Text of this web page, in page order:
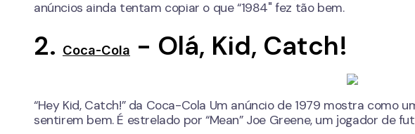
anúncios ainda tentam copiar o que “1984" fez tão bem.
2. Coca-Cola - Olá, Kid, Catch!
“Hey Kid, Catch!” da Coca-Cola Um anúncio de 1979 mostra como
sentirem bem. É estrelado por “Mean” Joe Greene, um jogador de